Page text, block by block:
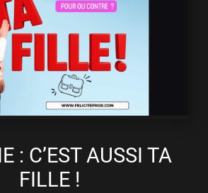
: C’EST AUSSI TA
FILLE !